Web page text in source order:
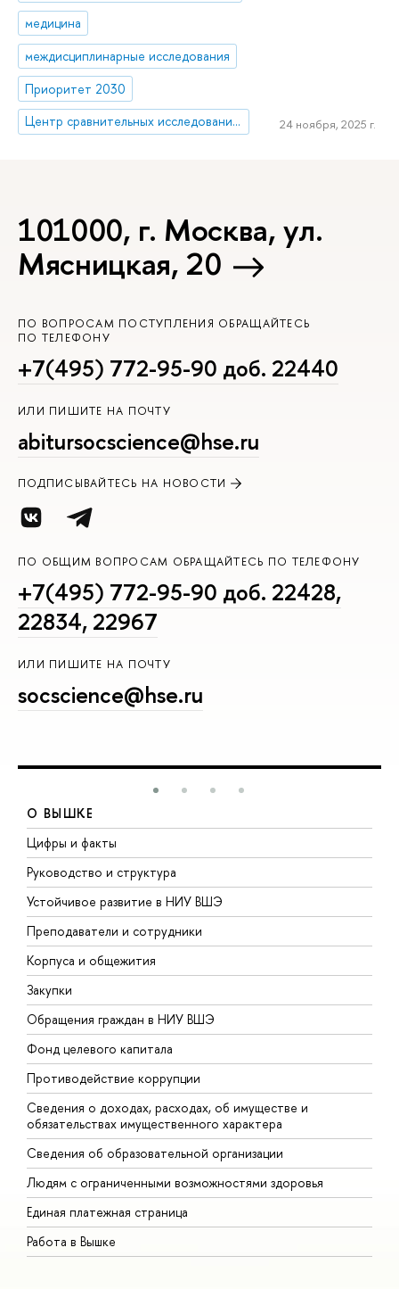
медицина
междисциплинарные исследования
Приоритет 2030
Центр сравнительных исследований социального благополучия
24 ноября, 2025 г.
101000, г. Москва, ул.
Мясницкая, 20
ПО ВОПРОСАМ ПОСТУПЛЕНИЯ ОБРАЩАЙТЕСЬ
ПО ТЕЛЕФОНУ
+7(495) 772-95-90 доб. 22440
ИЛИ ПИШИТЕ НА ПОЧТУ
abitursocscience@hse.ru
ПОДПИСЫВАЙТЕСЬ НА НОВОСТИ
ПО ОБЩИМ ВОПРОСАМ ОБРАЩАЙТЕСЬ ПО ТЕЛЕФОНУ
+7(495) 772-95-90 доб. 22428,
22834, 22967
ИЛИ ПИШИТЕ НА ПОЧТУ
socscience@hse.ru
О ВЫШКЕ
Цифры и факты
Руководство и структура
Устойчивое развитие в НИУ ВШЭ
Преподаватели и сотрудники
Корпуса и общежития
Закупки
Обращения граждан в НИУ ВШЭ
Фонд целевого капитала
Противодействие коррупции
Сведения о доходах, расходах, об имуществе и
обязательствах имущественного характера
Сведения об образовательной организации
Людям с ограниченными возможностями здоровья
Единая платежная страница
Работа в Вышке